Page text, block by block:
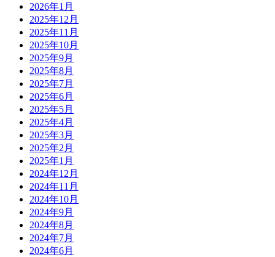
2026年1月
2025年12月
2025年11月
2025年10月
2025年9月
2025年8月
2025年7月
2025年6月
2025年5月
2025年4月
2025年3月
2025年2月
2025年1月
2024年12月
2024年11月
2024年10月
2024年9月
2024年8月
2024年7月
2024年6月